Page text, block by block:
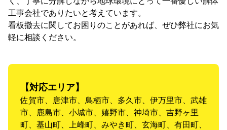
工事会社でありたいと考えています。
看板撤去に関してお困りのことがあれば、ぜひ弊社にお気
軽に相談ください。
【対応エリア】
佐賀市、唐津市、鳥栖市、多久市、伊万里市、武雄
市、鹿島市、小城市、嬉野市、神埼市、吉野ヶ里
町、基山町、上峰町、みやき町、玄海町、有田町、